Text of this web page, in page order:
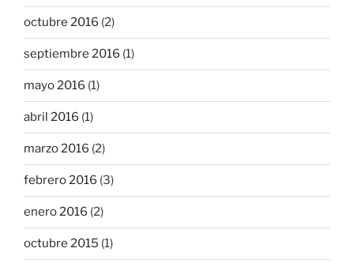
octubre 2016 (2)
septiembre 2016 (1)
mayo 2016 (1)
abril 2016 (1)
marzo 2016 (2)
febrero 2016 (3)
enero 2016 (2)
octubre 2015 (1)